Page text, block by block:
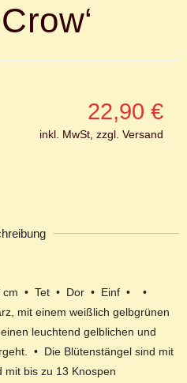
22,90 €
inkl. MwSt, zzgl. Versand
cm • Tet • Dor • Einf • •
mit einem weißlich gelbgrünen
leuchtend gelblichen und
• Die Blütenstängel sind mit
mit bis zu 13 Knospen